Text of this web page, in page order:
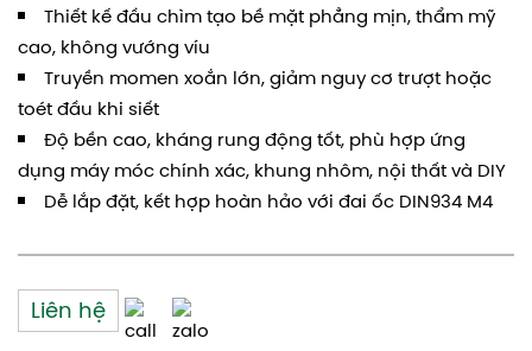
Thiết kế đầu chìm tạo bề mặt phẳng mịn, thẩm mỹ
cao, không vướng víu
Truyền momen xoắn lớn, giảm nguy cơ trượt hoặc
toét đầu khi siết
Độ bền cao, kháng rung động tốt, phù hợp ứng
dụng máy móc chính xác, khung nhôm, nội thất và DIY
Dễ lắp đặt, kết hợp hoàn hảo với đai ốc DIN934 M4
Liên hệ